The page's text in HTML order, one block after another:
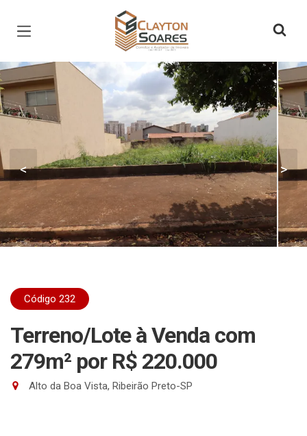
Página inicial
< >
Código 232
Terreno/Lote à Venda com
279m² por R$ 220.000
Alto da Boa Vista, Ribeirão Preto-SP